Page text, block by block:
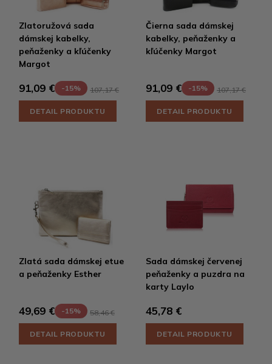
Zlatoružová sada
dámskej kabelky,
peňaženky a kľúčenky
Margot
91,09 € -15% 107,17 €
DETAIL PRODUKTU
Čierna sada dámskej
kabelky, peňaženky a
kľúčenky Margot
91,09 € -15% 107,17 €
DETAIL PRODUKTU
Zlatá sada dámskej etue
a peňaženky Esther
49,69 € -15% 58,46 €
DETAIL PRODUKTU
Sada dámskej červenej
peňaženky a puzdra na
karty Laylo
45,78 €
DETAIL PRODUKTU